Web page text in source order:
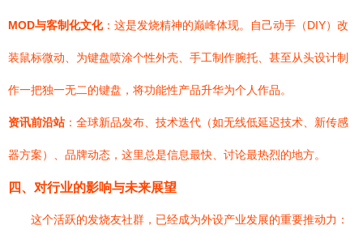
MOD与客制化文化：这是发烧精神的巅峰体现。自己动手（DIY）改
装鼠标微动、为键盘喷涂个性外壳、手工制作腕托、甚至从头设计制
作一把独一无二的键盘，将功能性产品升华为个人作品。
资讯前沿站：全球新品发布、技术迭代（如无线低延迟技术、新传感
器方案）、品牌动态，这里总是信息最快、讨论最热烈的地方。
四、对行业的影响与未来展望
这个活跃的发烧友社群，已经成为外设产业发展的重要推动力：